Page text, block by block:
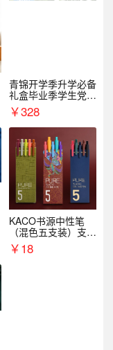
青锦开学季升学必备
礼盒毕业季学生党户
外出行备考装备礼品
￥328
KACO书源中性笔
（混色五支装）支持
logo定制
￥18